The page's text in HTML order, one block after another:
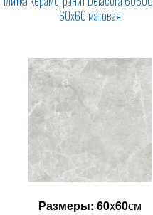
60x60 матовая
Размеры: 60x60см